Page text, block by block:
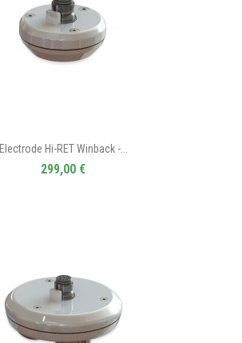
Electrode Hi-RET Winback -...
299,00 €